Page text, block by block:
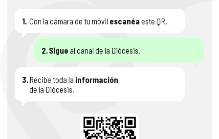
1. Con la cámara de tu móvil escanéa este QR.
2.Sigue al canal de la Diócesis.
3.Recibe toda la información
de la Diócesis.